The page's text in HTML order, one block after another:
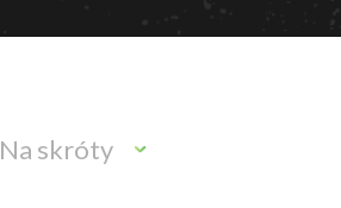
Na skróty